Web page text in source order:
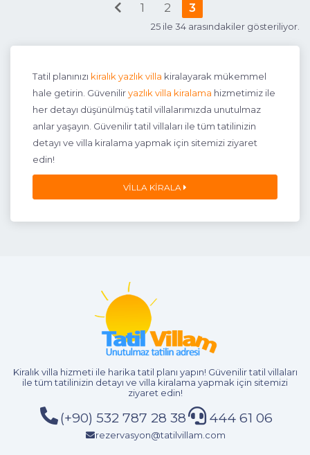
1 2 3
25 ile 34 arasındakiler gösteriliyor.
Tatil planınızı kiralık yazlık villa kiralayarak mükemmel
hale getirin. Güveniliryazlık villa kiralama hizmetimiz ile
her detayı düşünülmüş tatil villalarımızda unutulmaz
anlar yaşayın. Güvenilir tatil villaları ile tüm tatilinizin
detayı ve villa kiralama yapmak için sitemizi ziyaret
edin!
VILLA KIRALA
Kiralık villa hizmetiile harika tatil planı yapın! Güvenilir tatil villaları
ile tüm tatilinizin detayı ve villa kiralama yapmak için sitemizi
ziyaret edin!
(+90) 532 787 28 38 444 61 06
rezervasyon@tatilvillam.com